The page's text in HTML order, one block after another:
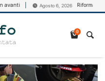
Agosto 6, 2026 Riforma della
0